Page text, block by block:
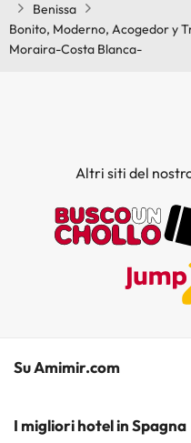
Benissa
Bonito, Moderno, Acogedor y
Moraira-Costa Blanca-
Altri siti del
Su Amimir.com
Il Nostro Team
I migliori hotel in Spagna